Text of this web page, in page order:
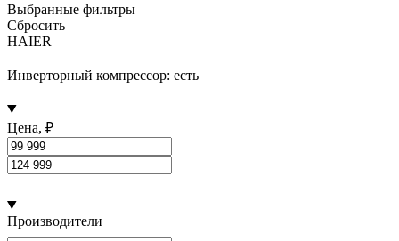
Выбранные фильтры
Сбросить
HAIER
Инверторный компрессор: есть
Цена, ₽
Производители